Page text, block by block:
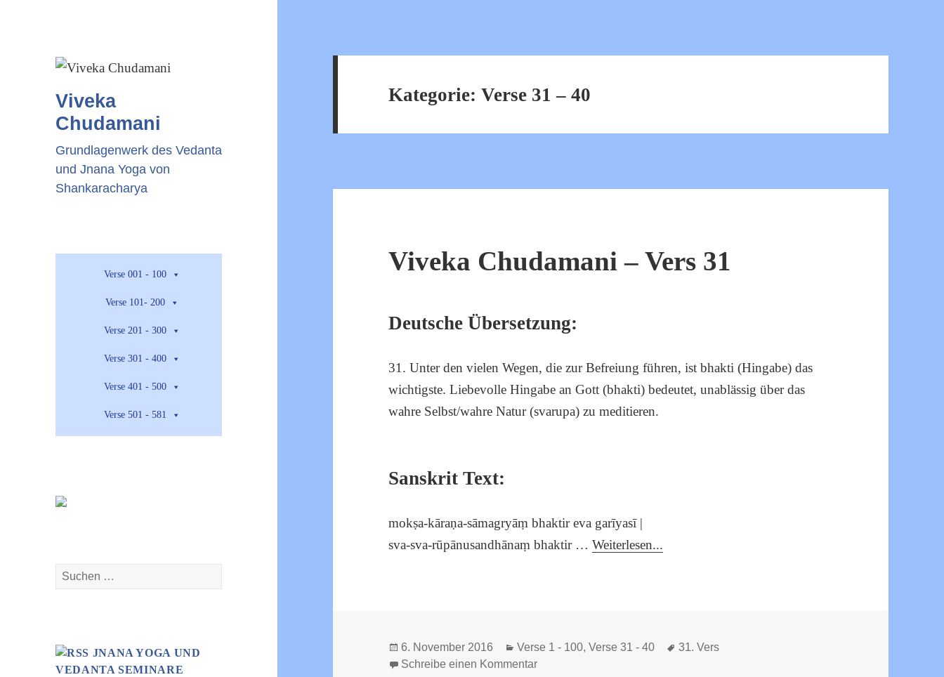
Viveka
Chudamani
Grundlagenwerk des Vedanta
und Jnana Yoga von
Shankaracharya
Verse 001 - 100
Verse 101- 200
Verse 201 - 300
Verse 301 - 400
Verse 401 - 500
Verse 501 - 581
Suchen
nach:
JNANA YOGA UND
VEDANTA SEMINARE
Kategorie:Verse 31 – 40
Viveka Chudamani – Vers 31
Deutsche Übersetzung:
31. Unter den vielen Wegen, die zur Befreiung führen, ist bhakti (Hingabe) das
wichtigste. Liebevolle Hingabe an Gott (bhakti) bedeutet, unablässig über das
wahre Selbst/wahre Natur (svarupa) zu meditieren.
Sanskrit Text:
mokṣa-kāraṇa-sāmagryāṃ bhaktir eva garīyasī |
sva-sva-rūpānusandhānaṃ bhaktir …Weiterlesen...
Veröffentlicht
am
6. November 2016 Kategorien
Verse 1 - 100,Verse 31 - 40 Schlagwörter
31. Vers
Schreibe einen Kommentarzu Viveka Chudamani – Vers 31